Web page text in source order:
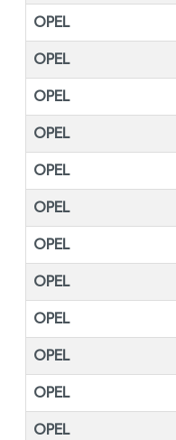
OPEL
OPEL
OPEL
OPEL
OPEL
OPEL
OPEL
OPEL
OPEL
OPEL
OPEL
OPEL